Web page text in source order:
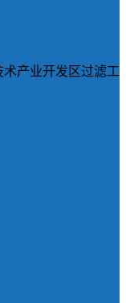
产业开发区过滤工